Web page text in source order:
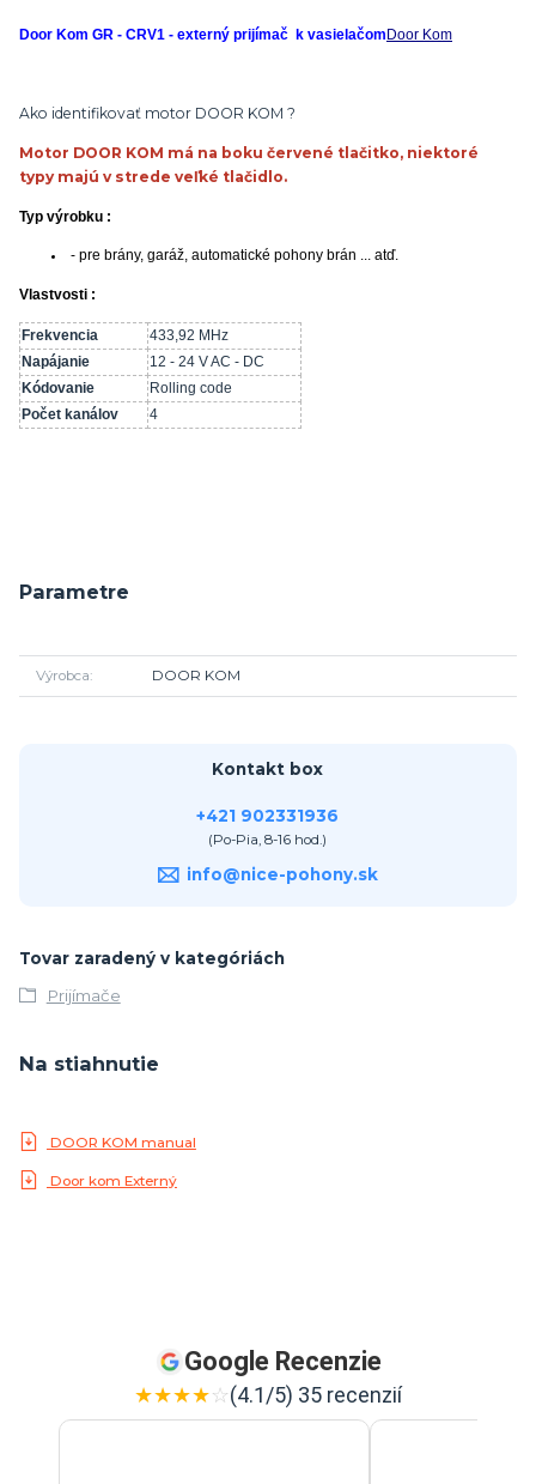
Door Kom GR - CRV1 - externý prijímač k vasielačomDoor Kom
Ako identifikovať motor DOOR KOM ?
Motor DOOR KOM má na boku červené tlačitko, niektoré
typy majú v strede veľké tlačidlo.
Typ výrobku :
- pre brány, garáž, automatické pohony brán ... atď.
Vlastvosti :
Frekvencia
433,92 MHz
Napájanie
12 - 24 V AC - DC
Kódovanie
Rolling code
Počet kanálov
4
Parametre
Výrobca DOOR KOM
Kontakt box
+421 902331936
(Po-Pia, 8-16 hod.)
info@nice-pohony.sk
Tovar zaradený v kategóriách
Prijímače
Na stiahnutie
DOOR KOM manual
Door kom Externý
Google Recenzie
★★★★☆(4.1/5) 35 recenzií